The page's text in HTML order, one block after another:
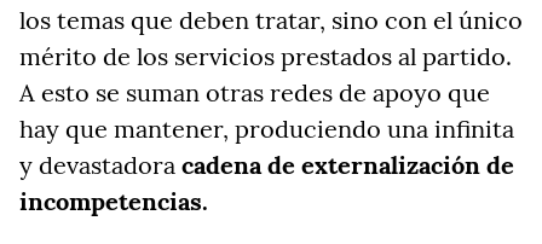
los temas que deben tratar, sino con el único
mérito de los servicios prestados al partido.
A esto se suman otras redes de apoyo que
hay que mantener, produciendo una infinita
y devastadora cadena de externalización de
incompetencias.